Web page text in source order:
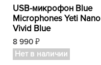
USB-микрофон Blue
Microphones Yeti Nano
Vivid Blue
8 990 ₽
Нет в наличии